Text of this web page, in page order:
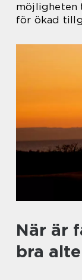
möjligheten
för ökad
När är
bra